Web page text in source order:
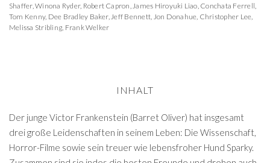
Shaffer,Winona Ryder, Robert Capron,James Hiroyuki Liao, Conchata Ferrell,
Tom Kenny, Dee Bradley Baker,Jeff Bennett, Jon Donahue, Christopher Lee,
Melissa Stribling, Frank Welker
INHALT
Der junge Victor Frankenstein (Barret Oliver) hat insgesamt
drei große Leidenschaften in seinem Leben: Die Wissenschaft,
Horror-Filme sowie sein treuer wie lebensfroher Hund Sparky.